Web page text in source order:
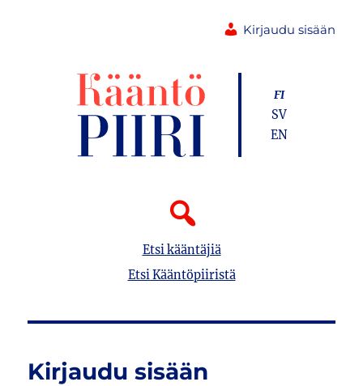
Kirjaudu sisään
Etsi kääntäjiä
Etsi Kääntöpiiristä
FI
SV
EN
Kirjaudu sisään